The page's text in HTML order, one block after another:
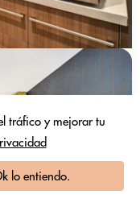
tráfico y mejorar tu
lo entiendo.